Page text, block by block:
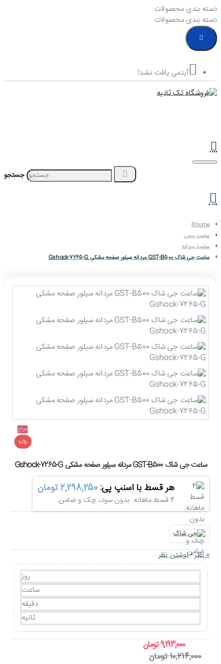
دسته بندی محصولات
دسته بندی محصولات
آیتمی یافت نشد!
جستجو
home
ساعت مچی
ساعت مردانه
ساعت جی شاک GST-B500 مردانه سیلور صفحه مشکی Gshock-7265-G
حراج
-10%
ساعت جی شاک GST-B500 مردانه سیلور صفحه مشکی Gshock-7265-G
هر قسط با اسنپ پی:2,298,250 تومان
4 قسط ماهانه. بدون سود، چک و ضامن.
0 نظر -نوشتن نظر
روز
ساعت
دقیقه
ثانیه
9,193,000 تومان
10,214,000 تومان